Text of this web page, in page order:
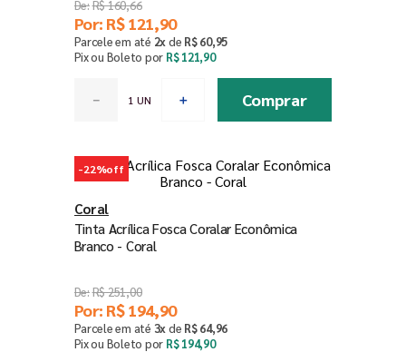
R$160,66
Por: R$ 121,90
Parcele em até 2xde R$ 60,95
Pix ou Boleto por R$ 121,90
＋
－ Comprar
-22%off
Coral
Tinta Acrílica Fosca Coralar Econômica
Branco - Coral
R$251,00
Por: R$ 194,90
Parcele em até 3xde R$ 64,96
Pix ou Boleto por R$ 194,90